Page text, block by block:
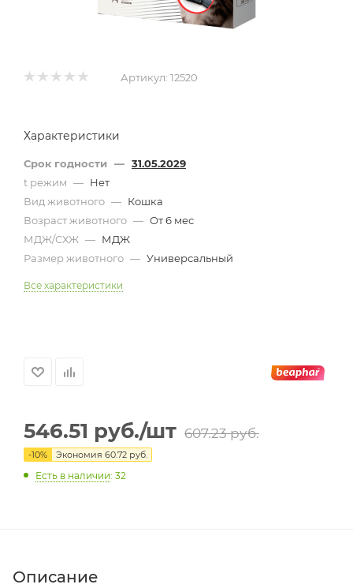
Артикул: 12520
Характеристики
Срок годности — 31.05.2029
t режим — Нет
Вид животного — Кошка
Возраст животного — От 6 мес
МДЖ/СХЖ — МДЖ
Размер животного — Универсальный
Все характеристики
546.51 руб./шт 607.23руб.
-10% Экономия 60.72 руб.
Есть в наличии: 32
Описание